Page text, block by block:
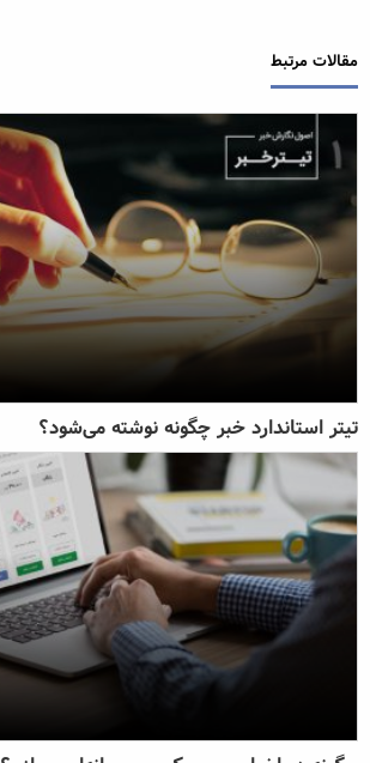
مقالات مرتبط
تیتر استاندارد خبر چگونه نوشته می‌شود؟